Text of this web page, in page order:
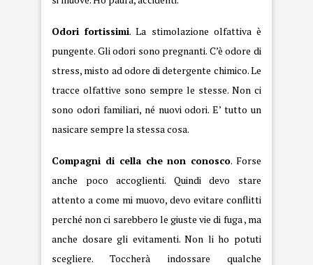
Odori fortissimi. La stimolazione olfattiva è
pungente. Gli odori sono pregnanti. C’è odore di
stress, misto ad odore di detergente chimico. Le
tracce olfattive sono sempre le stesse. Non ci
sono odori familiari, né nuovi odori. E’ tutto un
nasicare sempre la stessa cosa.
Compagni di cella che non conosco. Forse
anche poco accoglienti. Quindi devo stare
attento a come mi muovo, devo evitare conflitti
perché non ci sarebbero le giuste vie di fuga , ma
anche dosare gli evitamenti. Non li ho potuti
scegliere. Toccherà indossare qualche